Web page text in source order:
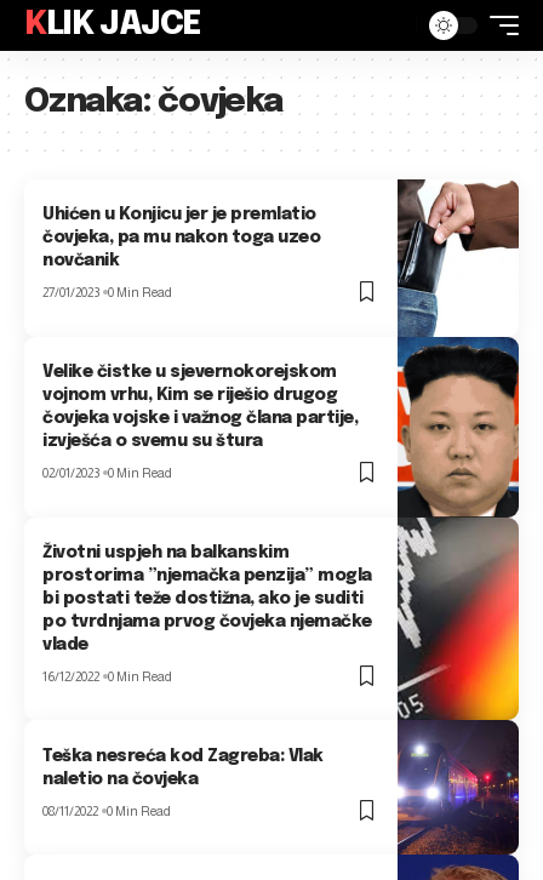
KLIK JAJCE
Oznaka:čovjeka
Uhićen u Konjicu jer je premlatio
čovjeka, pa mu nakon toga uzeo
novčanik
27/01/2023 0 Min Read
Velike čistke u sjevernokorejskom
vojnom vrhu, Kim se riješio drugog
čovjeka vojske i važnog člana partije,
izvješća o svemu su štura
02/01/2023 0 Min Read
Životni uspjeh na balkanskim
prostorima ”njemačka penzija” mogla
bi postati teže dostižna, ako je suditi
po tvrdnjama prvog čovjeka njemačke
vlade
16/12/2022 0 Min Read
Teška nesreća kod Zagreba: Vlak
naletio na čovjeka
08/11/2022 0 Min Read